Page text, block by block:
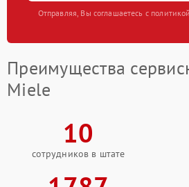
Отправляя, Вы соглашаетесь с
Преимущества
Miele
10
сотрудников в штате